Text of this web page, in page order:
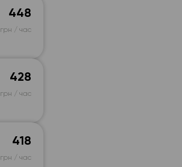
448
грн / час
428
грн / час
418
грн / час